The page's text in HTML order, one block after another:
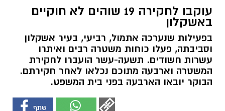
עוקבו לחקירה 19 שוהים לא חוקיים
באשקלון
בפעילות שנערכה אתמול, רביעי, בעיר אשקלון
וסביבתה, פעלו כוחות משטרה רבים ואיתרו
עשרות חשודים. תשעה-עשר הועברו לחקירת
המשטרה וארבעה מתוכם נכלאו לאחר חקירתם.
הבוקר יובאו הארבעה בפני בית המשפט.